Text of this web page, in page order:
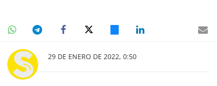
29 DE ENERO DE 2022, 0:50